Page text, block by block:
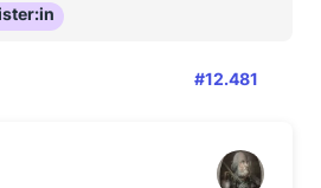
#12.481